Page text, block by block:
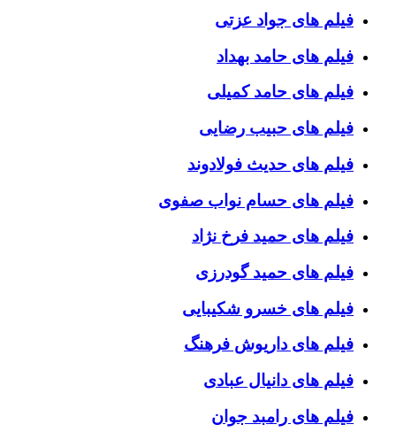
فیلم های جواد عزتی
فیلم های حامد بهداد
فیلم های حامد کمیلی
فیلم های حبیب رضایی
فیلم های حدیث فولادوند
فیلم های حسام نواب صفوی
فیلم های حمید فرخ نژاد
فیلم های حمید گودرزی
فیلم های خسرو شکیبایی
فیلم های داریوش فرهنگ
فیلم های دانیال عبادی
فیلم های رامبد جوان